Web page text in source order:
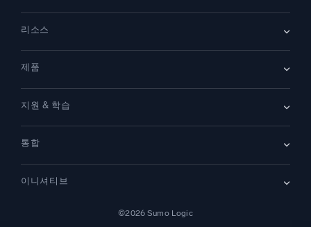
채용 채용 중
리더십
뉴스룸
문의하기
리소스
고객 사례
데모
제품
SIEM
보안을 위한 로그
모니터링 및 문제 해결
비교하기
지원 & 학습
커뮤니티
지원
플랫폼 상태
통합
Amazon S3 Audit
이니셔티브
©2026 Sumo Logic